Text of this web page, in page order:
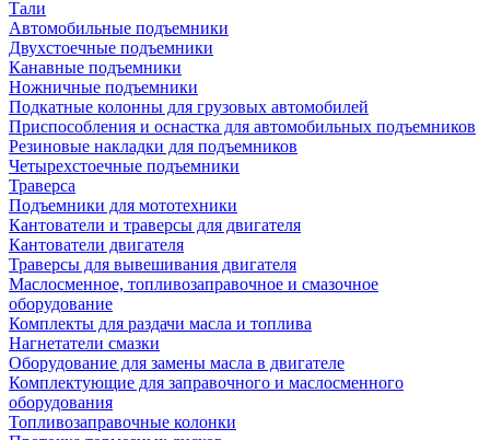
Тали
Автомобильные подъемники
Двухстоечные подъемники
Канавные подъемники
Ножничные подъемники
Подкатные колонны для грузовых автомобилей
Приспособления и оснастка для автомобильных подъемников
Резиновые накладки для подъемников
Четырехстоечные подъемники
Траверса
Подъемники для мототехники
Кантователи и траверсы для двигателя
Кантователи двигателя
Траверсы для вывешивания двигателя
Маслосменное, топливозаправочное и смазочное
оборудование
Комплекты для раздачи масла и топлива
Нагнетатели смазки
Оборудование для замены масла в двигателе
Комплектующие для заправочного и маслосменного
оборудования
Топливозаправочные колонки